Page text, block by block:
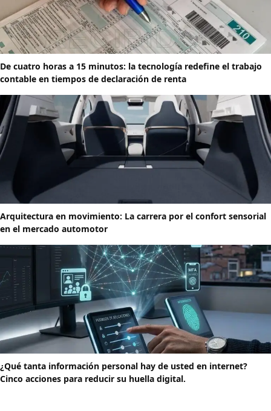
De cuatro horas a 15 minutos: la tecnología redefine el trabajo
contable en tiempos de declaración de renta
Arquitectura en movimiento: La carrera por el confort sensorial
en el mercado automotor
¿Qué tanta información personal hay de usted en internet?
Cinco acciones para reducir su huella digital.